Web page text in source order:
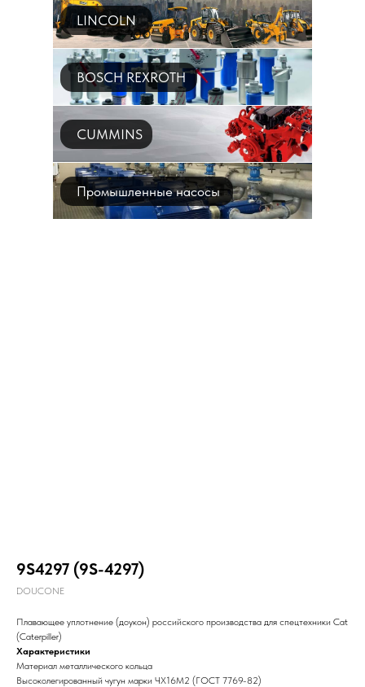
LINCOLN
BOSCH REXROTH
CUMMINS
Промышленные насосы
9S4297 (9S-4297)
DOUCONE
Плавающее уплотнение (доукон) российского производства для спецтехники Cat
(Caterpiller)
Характеристики
Материал металлического кольца
Высоколегированный чугун марки ЧХ16М2 (ГОСТ 7769-82)